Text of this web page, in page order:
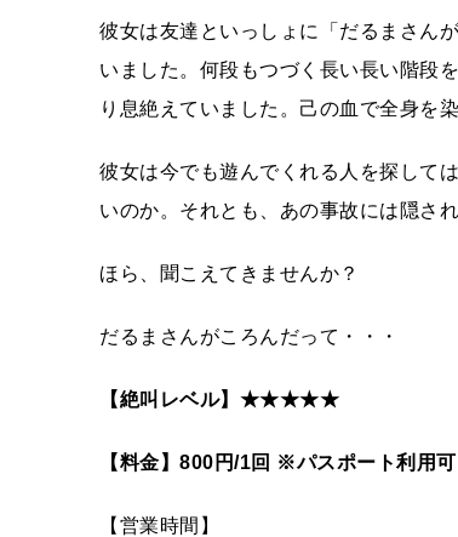
彼女は友達といっしょに「だるまさん
いました。何段もつづく長い長い階段
り息絶えていました。己の血で全身を
彼女は今でも遊んでくれる人を探して
いのか。それとも、あの事故には隠さ
ほら、聞こえてきませんか？
だるまさんがころんだって・・・
【絶叫レベル】★★★★★
【料金】800円/1回 ※パスポート利用可
【営業時間】